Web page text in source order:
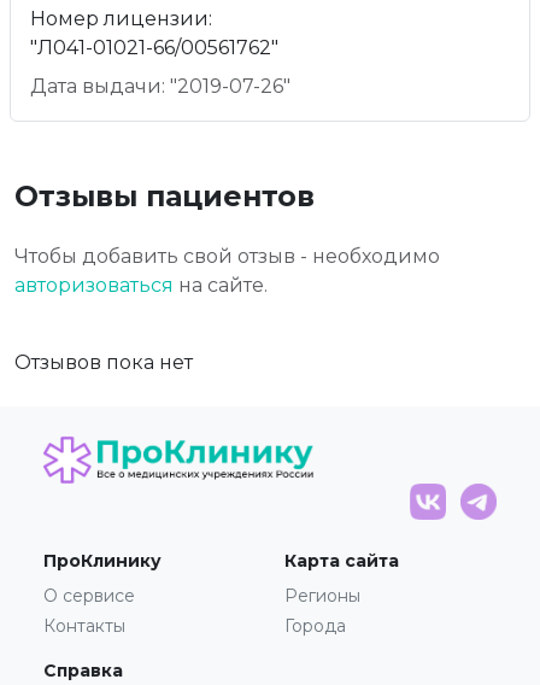
Номер лицензии:
"Л041-01021-66/00561762"
Дата выдачи: "2019-07-26"
Отзывы пациентов
Чтобы добавить свой отзыв - необходимо
авторизоваться на сайте.
Отзывов пока нет
ПроКлинику
О сервисе
Контакты
Карта сайта
Регионы
Города
Справка